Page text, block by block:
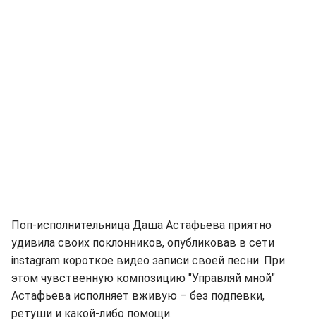
Поп-исполнительница Даша Астафьева приятно
удивила своих поклонников, опубликовав в сети
instagram короткое видео записи своей песни. При
этом чувственную композицию "Управляй мной"
Астафьева исполняет вживую – без подпевки,
ретуши и какой-либо помощи.